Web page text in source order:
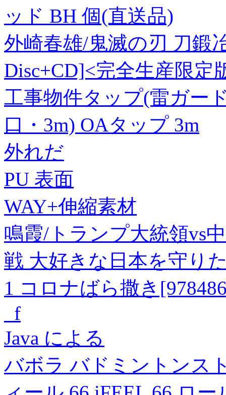
ッド BH 個(直送品)
外崎春雄/鬼滅の刃 刀鍛
Disc+CD]<完全生産限定
工事物件タップ(雷ガー
口・3m) OAタップ 3m
外れだ
PU 表面
WAY+伸縮素材
鳴霞/トランプ大統領vs
戦 大好きな日本を守り
1 コロナばら撒き
_f
Java による
バボラ バドミントンス